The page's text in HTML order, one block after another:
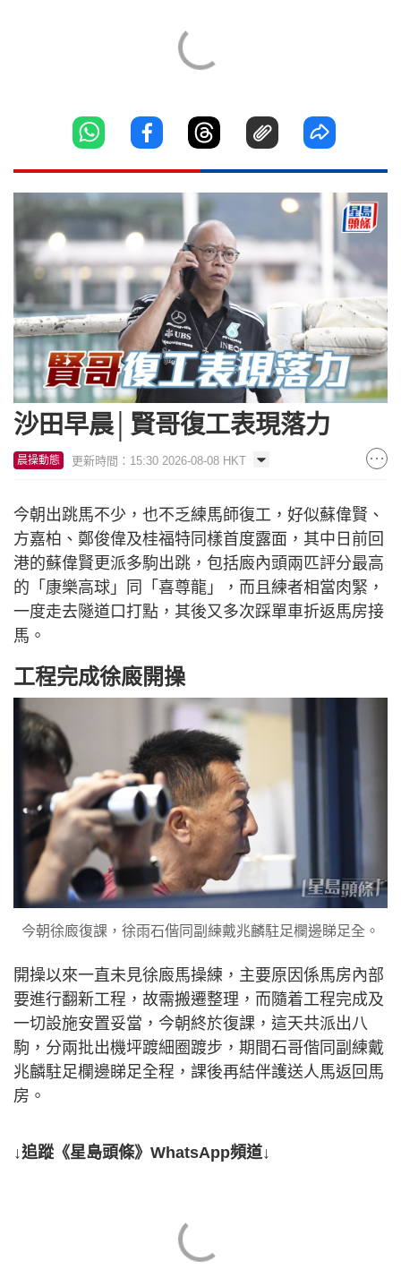
沙田早晨│賢哥復工表現落力
晨操動態 更新時間：15:30 2026-08-08 HKT
今朝出跳馬不少，也不乏練馬師復工，好似蘇偉賢、
方嘉柏、鄭俊偉及桂福特同樣首度露面，其中日前回
港的蘇偉賢更派多駒出跳，包括廄內頭兩匹評分最高
的「康樂高球」同「喜尊龍」，而且練者相當肉緊，
一度走去隧道口打點，其後又多次踩單車折返馬房接
馬。
工程完成徐廄開操
今朝徐廄復課，徐雨石偕同副練戴兆麟駐足欄邊睇足全。
開操以來一直未見徐廄馬操練，主要原因係馬房內部
要進行翻新工程，故需搬遷整理，而隨着工程完成及
一切設施安置妥當，今朝終於復課，這天共派出八
駒，分兩批出機坪踱細圈踱步，期間石哥偕同副練戴
兆麟駐足欄邊睇足全程，課後再結伴護送人馬返回馬
房。
↓追蹤《星島頭條》WhatsApp頻道↓